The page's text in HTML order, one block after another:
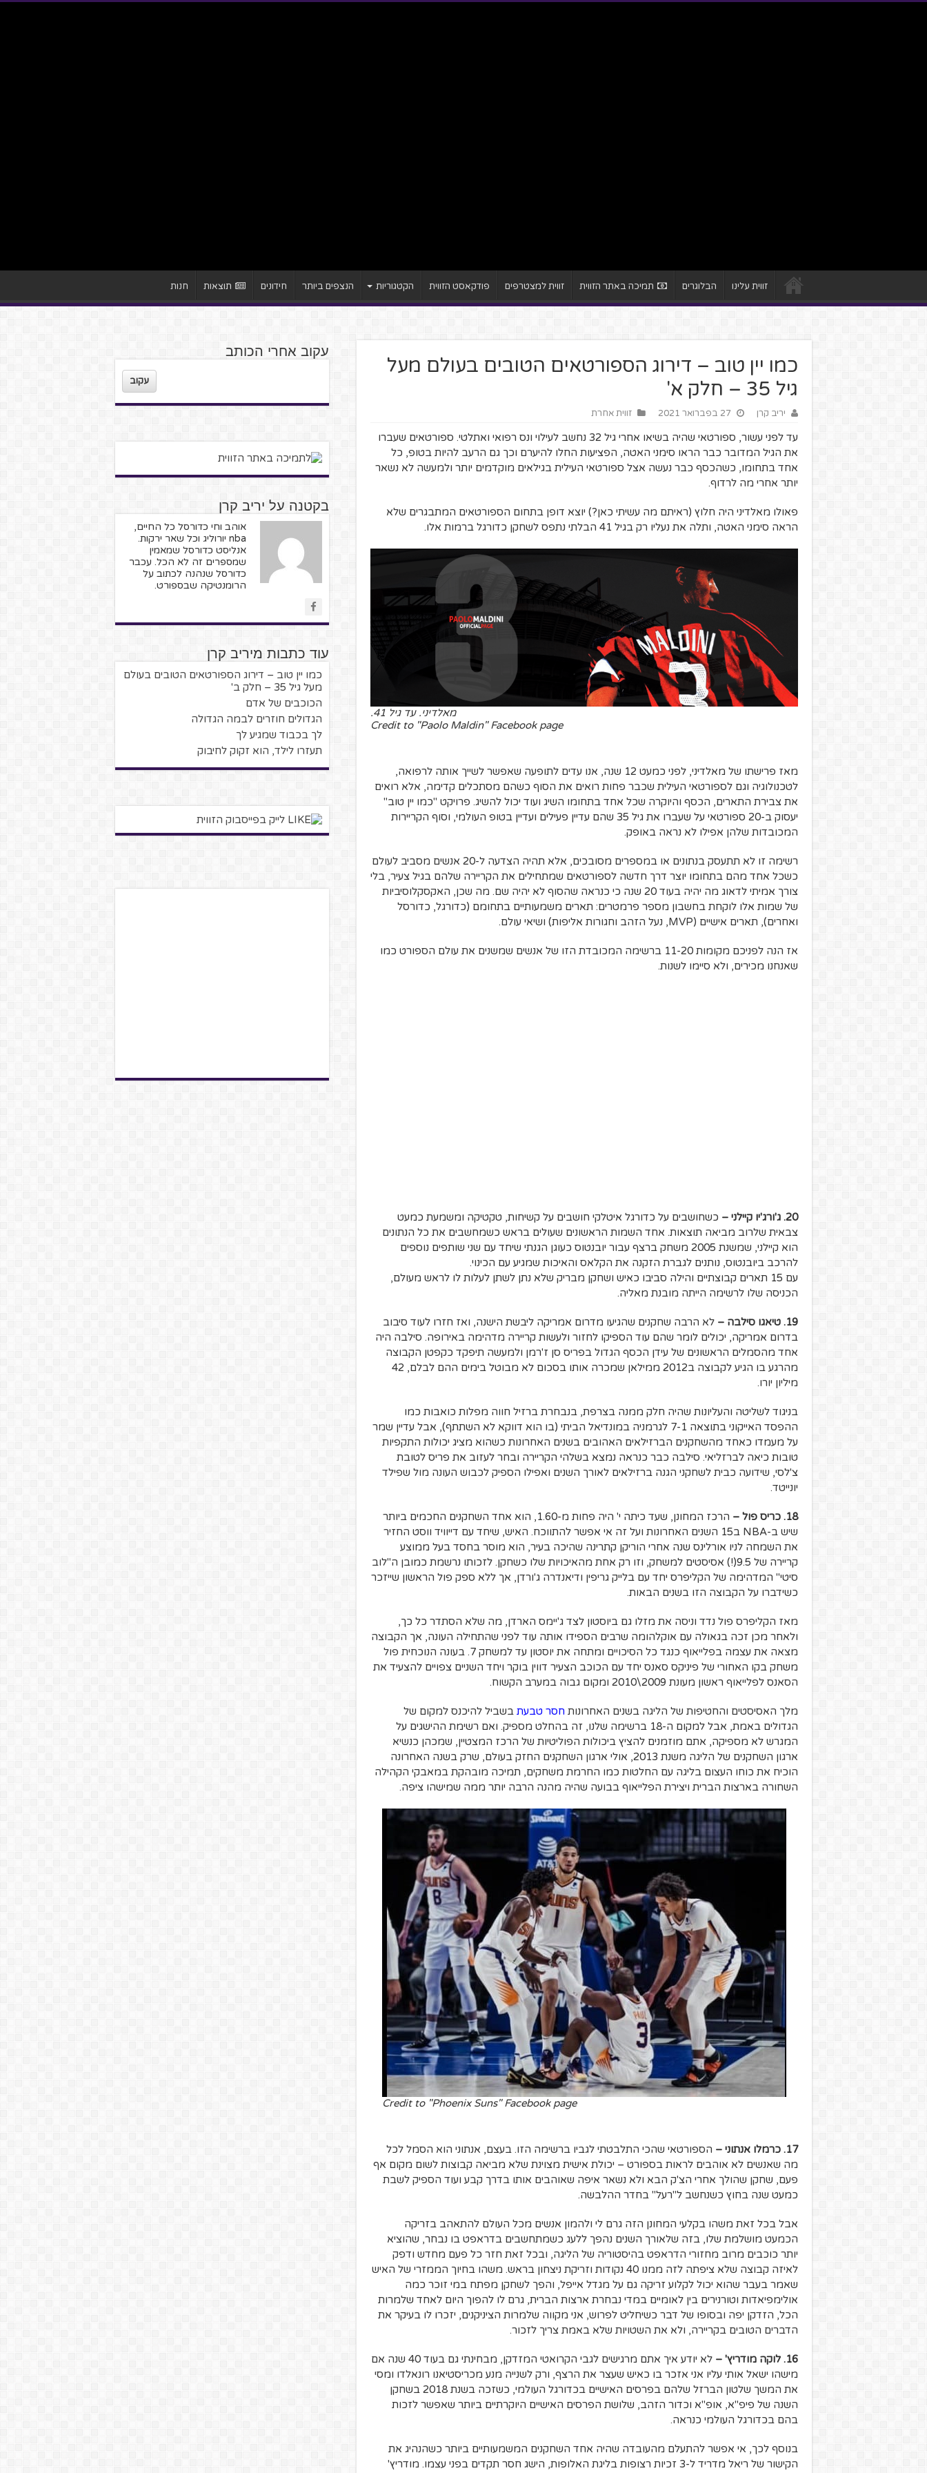
זווית עלינו הבלוגרים תמיכה באתר הזווית זווית למצטרפים פודקאסט הזווית הקטגוריות הנצפים ביותר חידונים תוצאות חנות
כמו יין טוב – דירוג הספורטאים הטובים בעולם מעל
גיל 35 – חלק א'
יריב קרן 27 בפברואר 2021 זווית אחרת
עד לפני עשור, ספורטאי שהיה בשיאו אחרי גיל 32 נחשב לעילוי ונס רפואי ואתלטי. ספורטאים שעברו
את הגיל המדובר כבר הראו סימני האטה, הפציעות החלו להיערם וכך גם הרעב להיות בטופ, כל
אחד בתחומו, כשהכסף כבר נעשה אצל ספורטאי העילית בגילאים מוקדמים יותר ולמעשה לא נשאר
יותר אחרי מה לרדוף.
פאולו מאלדיני היה חלוץ (ראיתם מה עשיתי כאן?) יוצא דופן בתחום הספורטאים המתבגרים שלא
הראה סימני האטה, ותלה את נעליו רק בגיל 41 הבלתי נתפס לשחקן כדורגל ברמות אלו.
מאלדיני. עד גיל 41.
Credit to "Paolo Maldin" Facebook page
מאז פרישתו של מאלדיני, לפני כמעט 12 שנה, אנו עדים לתופעה שאפשר לשייך אותה לרפואה,
לטכנולוגיה וגם לספורטאי העילית שכבר פחות רואים את הסוף כשהם מסתכלים קדימה, אלא רואים
את צבירת התארים, הכסף והיוקרה שכל אחד בתחומו השיג ועוד יכול להשיג. פרויקט "כמו יין טוב"
יעסוק ב-20 ספורטאי על שעברו את גיל 35 שהם עדיין פעילים ועדיין בטופ העולמי, וסוף הקריירות
המכובדות שלהן אפילו לא נראה באופק.
רשימה זו לא תתעסק בנתונים או במספרים מסובכים, אלא תהיה הצדעה ל-20 אנשים מסביב לעולם
כשכל אחד מהם בתחומו יוצר דרך חדשה לספורטאים שמתחילים את הקריירה שלהם בגיל צעיר, בלי
צורך אמיתי לדאוג מה יהיה בעוד 20 שנה כי כנראה שהסוף לא יהיה שם. מה שכן, האקסקלוסיביות
של שמות אלו לוקחת בחשבון מספר פרמטרים: תארים משמעותיים בתחומם (כדורגל, כדורסל
ואחרים), תארים אישיים (MVP, נעל הזהב וחגורות אליפות) ושיאי עולם.
אז הנה לפניכם מקומות 11-20 ברשימה המכובדת הזו של אנשים שמשנים את עולם הספורט כמו
שאנחנו מכירים, ולא סיימו לשנות.
20. ג'ורג'יו קיילני –
כשחושבים על כדורגל איטלקי חושבים על קשיחות, טקטיקה ומשמעת כמעט
צבאית שלרוב מביאה תוצאות. אחד השמות הראשונים שעולים בראש כשמחשבים את כל הנתונים
הוא קיילני, שמשנת 2005 משחק ברצף עבור יובנטוס כעוגן הגנתי שיחד עם שני שותפים נוספים
להרכב ביובנטוס, נותנים לגברת הזקנה את הקלאס והאיכות שמגיע עם הכינוי.
עם 15 תארים קבוצתיים והילה סביבו כאיש ושחקן מבריק שלא נתן לשתן לעלות לו לראש מעולם,
הכניסה שלו לרשימה הייתה מובנת מאליה.
19. טיאגו סילבה –
לא הרבה שחקנים שהגיעו מדרום אמריקה ליבשת הישנה, ואז חזרו לעוד סיבוב
בדרום אמריקה, יכולים לומר שהם עוד הספיקו לחזור ולעשות קריירה מדהימה באירופה. סילבה היה
אחד מהסמלים הראשונים של עידן הכסף הגדול בפריס סן ז'רמן ולמעשה תיפקד כקפטן הקבוצה
מהרגע בו הגיע לקבוצה ב2012 ממילאן שמכרה אותו בסכום לא מבוטל בימים ההם לבלם, 42
מיליון יורו.
בניגוד לשליטה והעליונות שהיה חלק ממנה בצרפת, בנבחרת ברזיל חווה מפלות כואבות כמו
ההפסד האייקוני בתוצאה 7-1 לגרמניה במונדיאל הביתי (בו הוא דווקא לא השתתף), אבל עדיין שמר
על מעמדו כאחד מהשחקנים הברזילאים האהובים בשנים האחרונות כשהוא מציג יכולות התקפיות
טובות כיאה לברזליאי. סילבה כבר כנראה נמצא בשלהי הקריירה ובחר לעזוב את פריס לטובת
צ'לסי, שידועה כבית לשחקני הגנה ברזילאים לאורך השנים ואפילו הספיק לכבוש העונה מול שפילד
יונייטד.
18. כריס פול –
הרכז המחונן, שעד כיתה י' היה פחות מ-1.60, הוא אחד השחקנים החכמים ביותר
שיש ב-NBA ב15 השנים האחרונות ועל זה אי אפשר להתווכח. האיש, שיחד עם דייוויד ווסט החזיר
את השמחה לניו אורלינס שנה אחרי הוריקן קתרינה שהיכה בעיר, הוא מוסר בחסד בעל ממוצע
קריירה של 9.5(!) אסיסטים למשחק, וזו רק אחת מהאיכויות שלו כשחקן. לזכותו נרשמת כמובן ה"לוב
סיטי" המדהימה של הקליפרס יחד עם בלייק גריפין ודיאנדרה ג'ורדן, אך ללא ספק פול הראשון שייזכר
כשידברו על הקבוצה הזו בשנים הבאות.
מאז הקליפרס פול נדד וניסה את מזלו גם ביוסטון לצד ג'יימס הארדן, מה שלא הסתדר כל כך,
ולאחר מכן זכה בגאולה עם אוקלהומה שרבים הספידו אותה עוד לפני שהתחילה העונה, אך הקבוצה
מצאה את עצמה בפלייאוף כנגד כל הסיכויים ומתחה את יוסטון עד למשחק 7. בעונה הנוכחית פול
משחק בקו האחורי של פיניקס סאנס יחד עם הכוכב הצעיר דווין בוקר ויחד השניים צפויים להצעיד את
הסאנס לפלייאוף ראשון מעונת 2009\2010 ומקום גבוה במערב הקשוח.
מלך האסיסטים והחטיפות של הליגה בשנים האחרונות חסר טבעת בשביל להיכנס למקום של
הגדולים באמת, אבל למקום ה-18 ברשימה שלנו, זה בהחלט מספיק. ואם רשימת ההישגים על
המגרש לא מספיקה, אתם מוזמנים להציץ ביכולות הפוליטיות של הרכז המצטיין, שמכהן כנשיא
ארגון השחקנים של הליגה משנת 2013, אולי ארגון השחקנים החזק בעולם, שרק בשנה האחרונה
הוכיח את כוחו העצום בליגה עם החלטות כמו החרמת משחקים, תמיכה מובהקת במאבקי הקהילה
השחורה בארצות הברית ויצירת הפלייאוף בבועה שהיה מהנה הרבה יותר ממה שמישהו ציפה.
Credit to "Phoenix Suns" Facebook page
17. כרמלו אנתוני –
הספורטאי שהכי התלבטתי לגביו ברשימה הזו. בעצם, אנתוני הוא הסמל לכל
מה שאנשים לא אוהבים לראות בספורט – יכולת אישית מצוינת שלא מביאה קבוצות לשום מקום אף
פעם, שחקן שהולך אחרי הצ'ק הבא ולא נשאר איפה שאוהבים אותו בדרך קבע ועוד הספיק לשבת
כמעט שנה בחוץ כשנחשב ל"רעל" בחדר ההלבשה.
אבל בכל זאת משהו בקלעי המחונן הזה גרם לי ולהמון אנשים מכל העולם להתאהב בזריקה
הכמעט מושלמת שלו, בזה שלאורך השנים נהפך ללעג כשמתחשבים בדראפט בו נבחר, שהוציא
יותר כוכבים מרוב מחזורי הדראפט בהיסטוריה של הליגה, ובכל זאת חזר כל פעם מחדש ודפק
לאיזה קבוצה שלא ציפתה לזה ממנו 40 נקודות וזריקת ניצחון בראש. משהו בחיוך הממזרי של האיש
שאמר בעבר שהוא יכול לקלוע זריקה גם על מגדל אייפל, והפך לשחקן מפתח במי זוכר כמה
אולימפיאדות וטורנירים בין לאומיים במדי נבחרת ארצות הברית, גרם לו להפוך היום לאחד שלמרות
הכל, הזדקן יפה ובסופו של דבר כשיחליט לפרוש, אני מקווה שלמרות הציניקנים, יזכרו לו בעיקר את
הדברים הטובים בקריירה, ולא את השטויות שלא באמת צריך לזכור.
16. לוקה מודריץ' –
לא יודע איך אתם מרגישים לגבי הקרואטי המזדקן, מבחינתי גם בעוד 40 שנה אם
מישהו ישאל אותי עליו אני אזכר בו כאיש שעצר את הרצף, ורק לשנייה מנע מכריסטיאנו רונאלדו ומסי
את המשך שלטון הברזל שלהם בפרסים האישיים בכדורגל העולמי, כשזכה בשנת 2018 בשחקן
השנה של פיפ"א, אופ"א וכדור הזהב, שלושת הפרסים האישיים היוקרתיים ביותר שאפשר לזכות
בהם בכדורגל העולמי כנראה.
בנוסף לכך, אי אפשר להתעלם מהעובדה שהיה אחד השחקנים המשמעותיים ביותר כשהנהיג את
הקישור של ריאל מדריד ל-3 זכיות רצופות בליגת האלופות, הישג חסר תקדים בפני עצמו. מודריץ'
עקוב אחרי הכותב
עקוב
בקטנה על יריב קרן
אוהב וחי כדורסל כל החיים,
nba יורוליג וכל שאר ירקות.
אנליסט כדורסל שמאמין
שמספרים זה לא הכל. עכבר
כדורסל שנהנה לכתוב על
הרומנטיקה שבספורט.
עוד כתבות מיריב קרן
כמו יין טוב – דירוג הספורטאים הטובים בעולם
מעל גיל 35 – חלק ב'
הכוכבים של אדם
הגדולים חוזרים לבמה הגדולה
לך בכבוד שמגיע לך
תעזרו לילד, הוא זקוק לחיבוק